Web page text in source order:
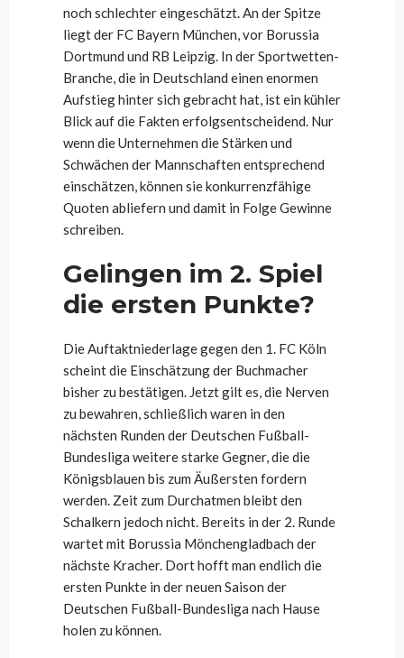
noch schlechter eingeschätzt. An der Spitze
liegt der FC Bayern München, vor Borussia
Dortmund und RB Leipzig. In der Sportwetten-
Branche, die in Deutschland einen enormen
Aufstieg hinter sich gebracht hat, ist ein kühler
Blick auf die Fakten erfolgsentscheidend. Nur
wenn die Unternehmen die Stärken und
Schwächen der Mannschaften entsprechend
einschätzen, können sie konkurrenzfähige
Quoten abliefern und damit in Folge Gewinne
schreiben.
Gelingen im 2. Spiel
die ersten Punkte?
Die Auftaktniederlage gegen den 1. FC Köln
scheint die Einschätzung der Buchmacher
bisher zu bestätigen. Jetzt gilt es, die Nerven
zu bewahren, schließlich waren in den
nächsten Runden der Deutschen Fußball-
Bundesliga weitere starke Gegner, die die
Königsblauen bis zum Äußersten fordern
werden. Zeit zum Durchatmen bleibt den
Schalkern jedoch nicht. Bereits in der 2. Runde
wartet mit Borussia Mönchengladbach der
nächste Kracher. Dort hofft man endlich die
ersten Punkte in der neuen Saison der
Deutschen Fußball-Bundesliga nach Hause
holen zu können.